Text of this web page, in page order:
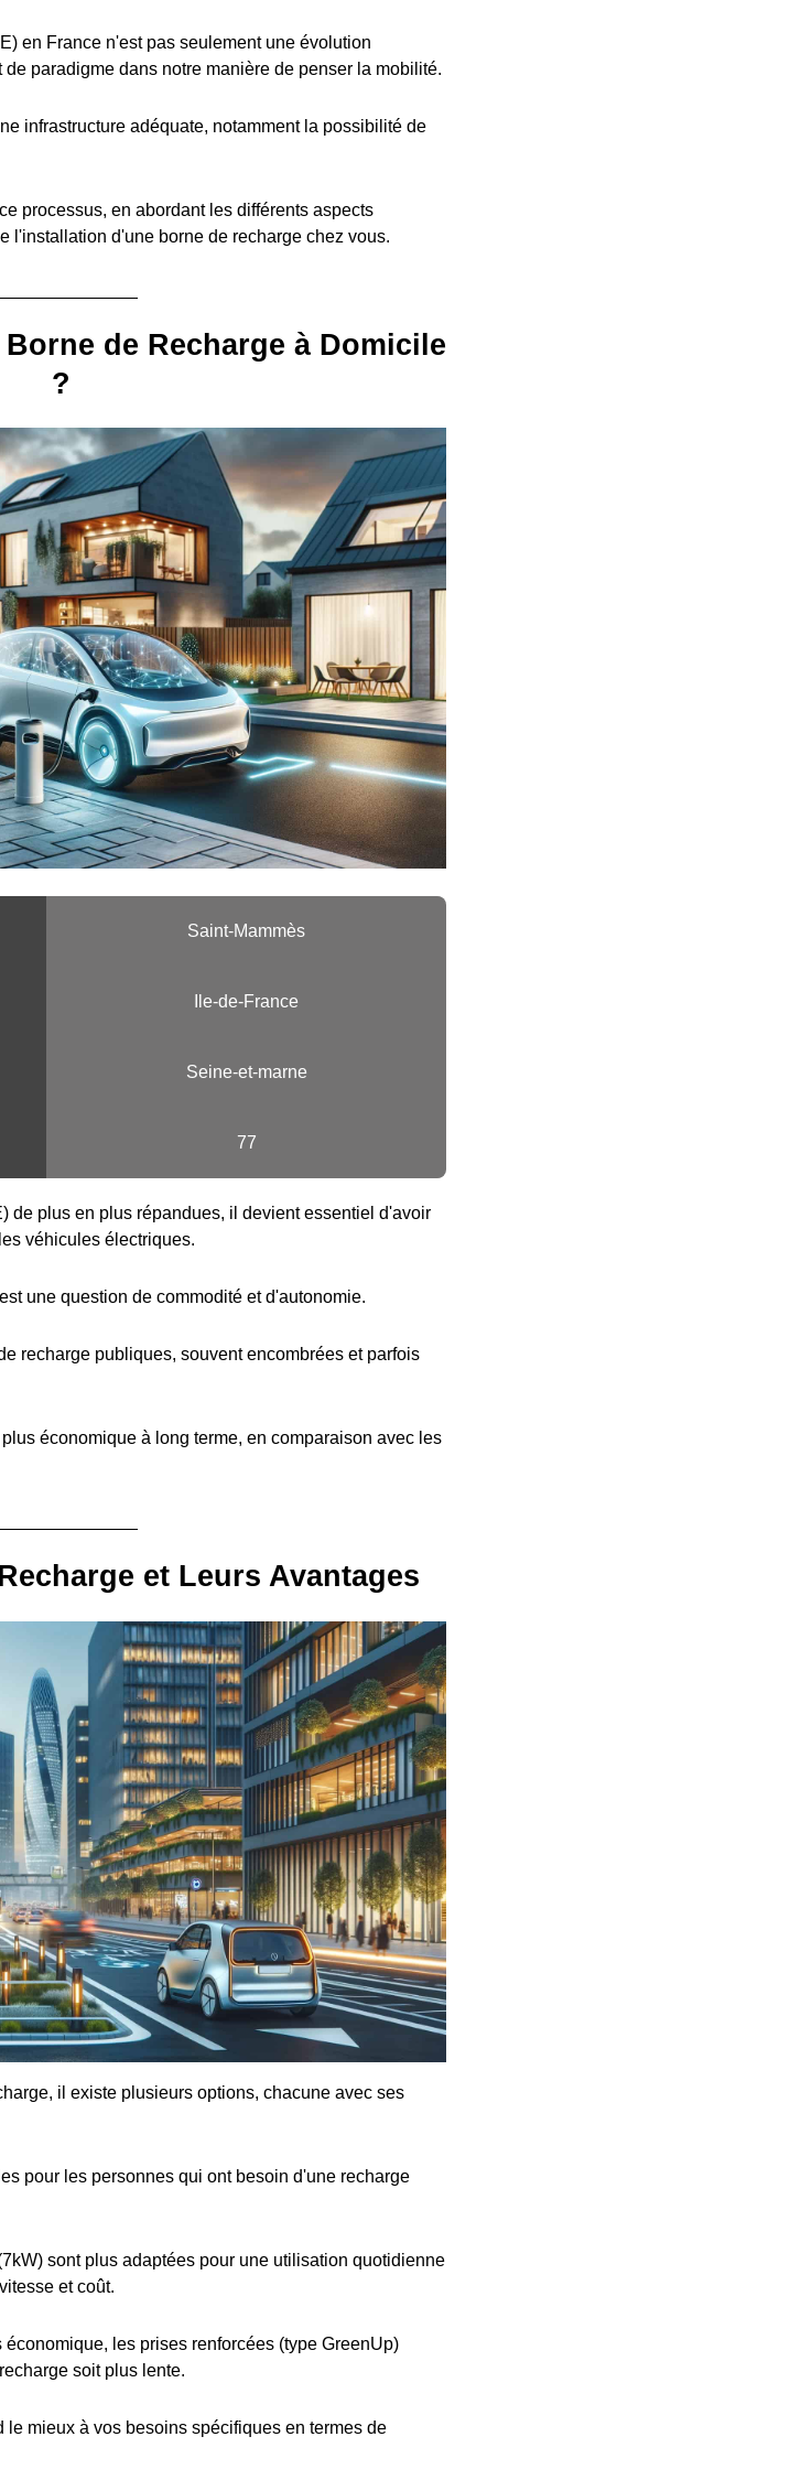
en France n'est pas seulement une évolution
paradigme dans notre manière de penser la mobilité.
infrastructure adéquate, notamment la possibilité de
processus, en abordant les différents aspects
l'installation d'une borne de recharge chez vous.
de Recharge à Domicile
?
Saint-Mammès
Ile-de-France
Seine-et-marne
77
de plus en plus répandues, il devient essentiel d'avoir
véhicules électriques.
une question de commodité et d'autonomie.
recharge publiques, souvent encombrées et parfois
économique à long terme, en comparaison avec les
et Leurs Avantages
il existe plusieurs options, chacune avec ses
pour les personnes qui ont besoin d'une recharge
sont plus adaptées pour une utilisation quotidienne
et coût.
les prises renforcées (type GreenUp)
soit plus lente.
le mieux à vos besoins spécifiques en termes de